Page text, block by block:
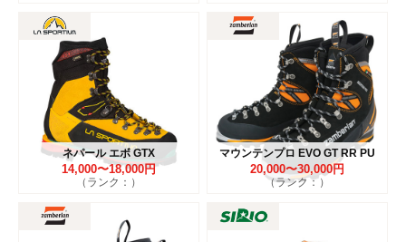
ネパール エボ GTX
14,000〜18,000円
（ランク：）
マウンテンプロ EVO GT RR PU
20,000〜30,000円
（ランク：）